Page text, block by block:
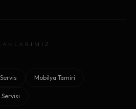
Mobilya Tamiri